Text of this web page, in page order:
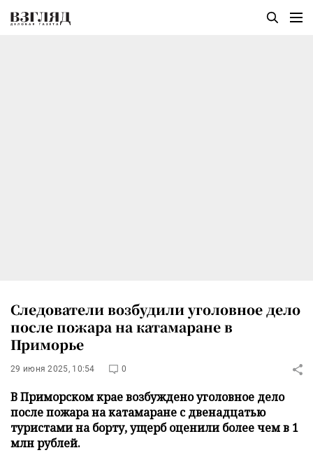
Следователи возбудили уголовное дело
после пожара на катамаране в
Приморье
29 июня 2025, 10:54 0
В Приморском крае возбуждено уголовное дело
после пожара на катамаране с двенадцатью
туристами на борту, ущерб оценили более чем в 1
млн рублей.